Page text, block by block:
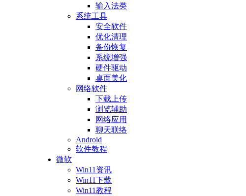
输入法类
系统工具
安全软件
优化清理
备份恢复
系统增强
硬件驱动
桌面美化
网络软件
下载上传
浏览辅助
网络应用
聊天联络
Android
软件教程
微软
Win11资讯
Win11下载
Win11教程